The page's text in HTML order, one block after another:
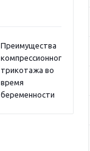
Преимущества
компрессионного
трикотажа во
время
беременности